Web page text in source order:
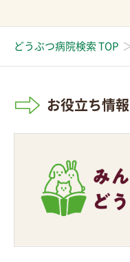
どうぶつ病院検索 TOP
お役立ち情報